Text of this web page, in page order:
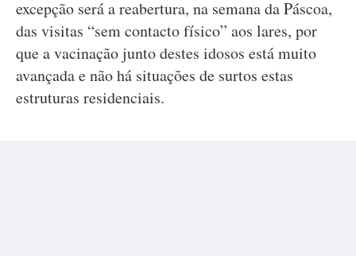
excepção será a reabertura, na semana da Páscoa,
das visitas “sem contacto físico” aos lares, por
que a vacinação junto destes idosos está muito
avançada e não há situações de surtos estas
estruturas residenciais.